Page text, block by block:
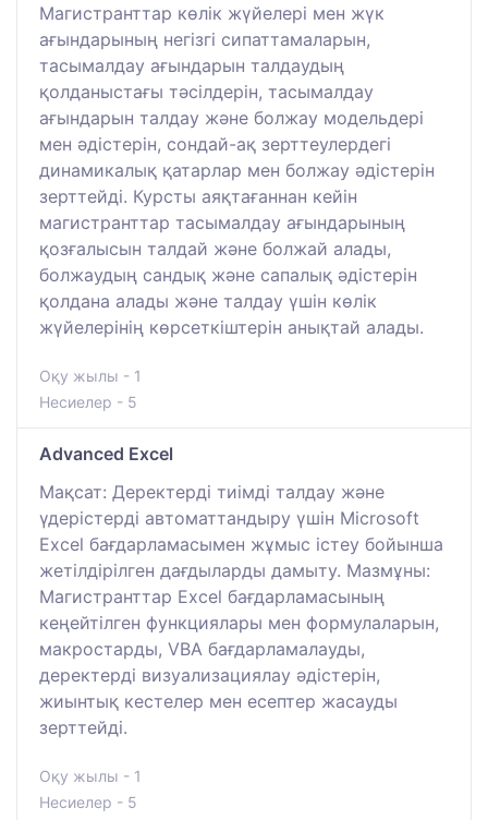
Магистранттар көлік жүйелері мен жүк
ағындарының негізгі сипаттамаларын,
тасымалдау ағындарын талдаудың
қолданыстағы тәсілдерін, тасымалдау
ағындарын талдау және болжау модельдері
мен әдістерін, сондай-ақ зерттеулердегі
динамикалық қатарлар мен болжау әдістерін
зерттейді. Курсты аяқтағаннан кейін
магистранттар тасымалдау ағындарының
қозғалысын талдай және болжай алады,
болжаудың сандық және сапалық әдістерін
қолдана алады және талдау үшін көлік
жүйелерінің көрсеткіштерін анықтай алады.
Оқу жылы - 1
Несиелер - 5
Advanced Excel
Мақсат: Деректерді тиімді талдау және
үдерістерді автоматтандыру үшін Microsoft
Excel бағдарламасымен жұмыс істеу бойынша
жетілдірілген дағдыларды дамыту. Мазмұны:
Магистранттар Excel бағдарламасының
кеңейтілген функциялары мен формулаларын,
макростарды, VBA бағдарламалауды,
деректерді визуализациялау әдістерін,
жиынтық кестелер мен есептер жасауды
зерттейді.
Оқу жылы - 1
Несиелер - 5